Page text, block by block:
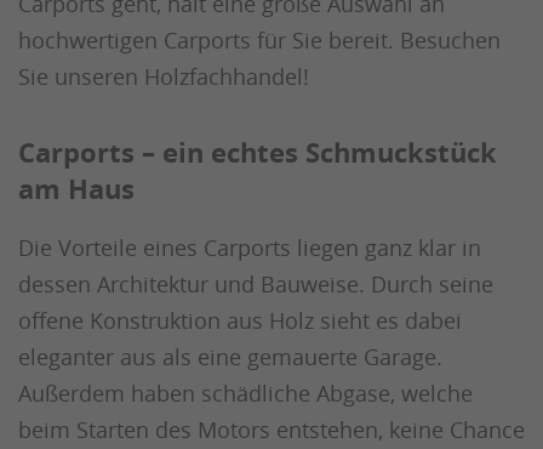
hochwertigen Carports für Sie bereit. Besuchen
Sie unseren Holzfachhandel!
Carports – ein echtes Schmuckstück
am Haus
Die Vorteile eines Carports liegen ganz klar in
dessen Architektur und Bauweise. Durch seine
offene Konstruktion aus Holz sieht es dabei
eleganter aus als eine gemauerte Garage.
Außerdem haben schädliche Abgase, welche
beim Starten des Motors entstehen, keine Chance